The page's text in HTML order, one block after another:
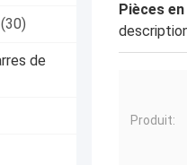
(30)
de
Pièces
Produit: